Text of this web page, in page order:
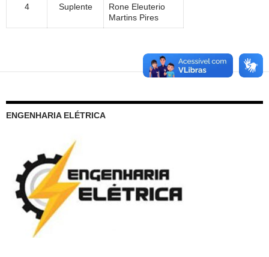
4 Suplente
Rone Eleuterio
Martins Pires
ENGENHARIA ELÉTRICA